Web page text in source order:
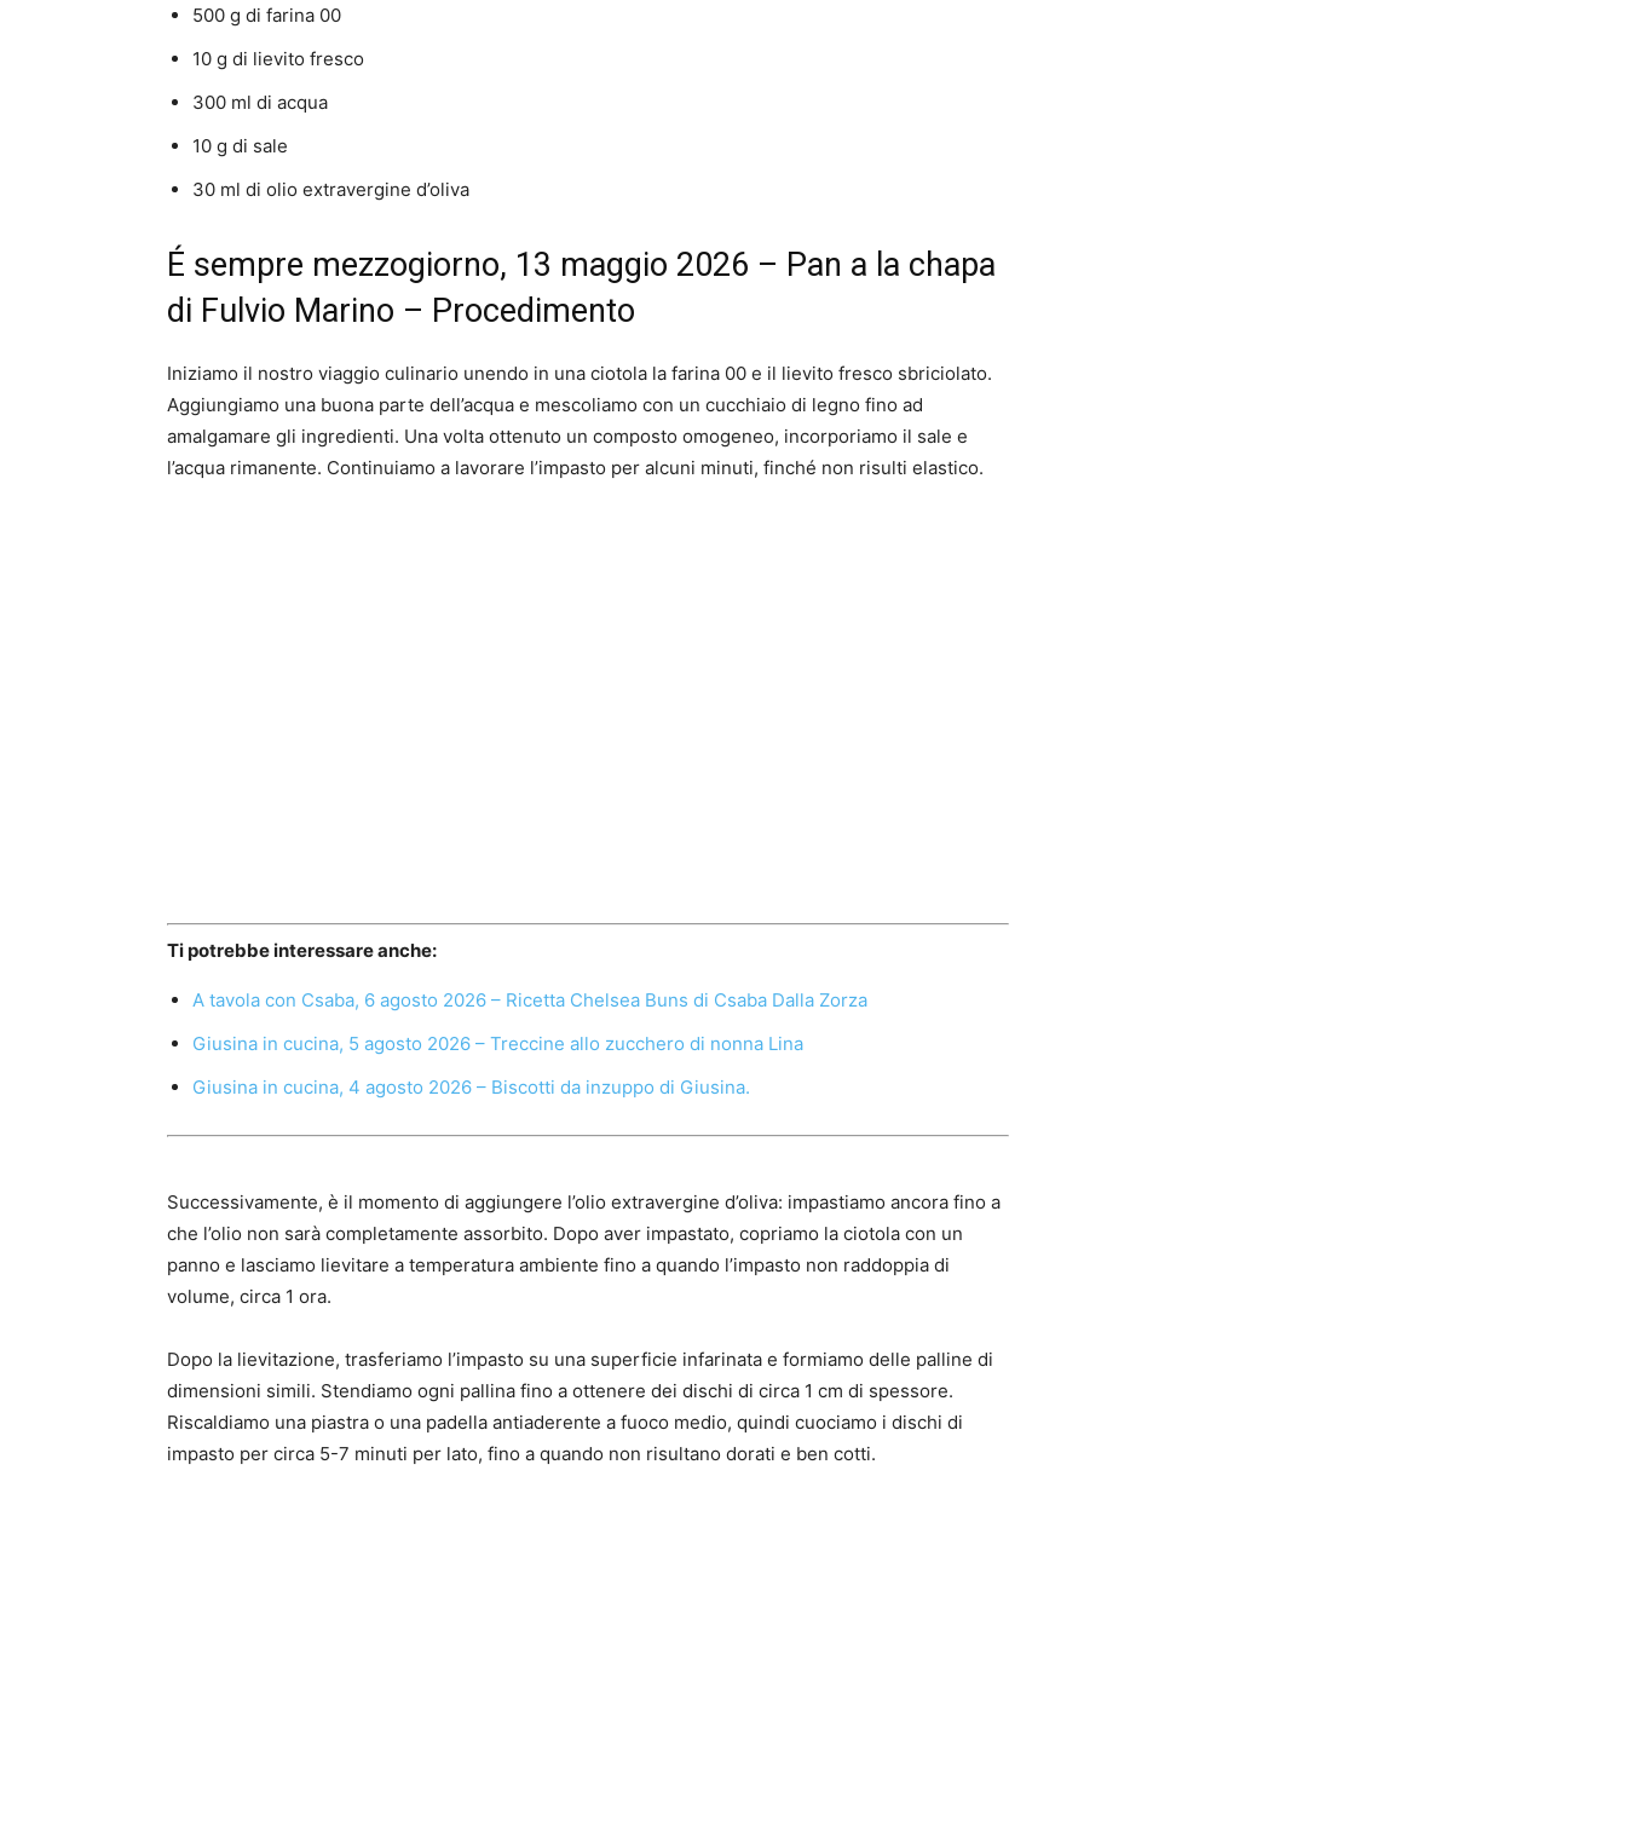
500 g di farina 00
10 g di lievito fresco
300 ml di acqua
10 g di sale
30 ml di olio extravergine d’oliva
É sempre mezzogiorno, 13 maggio 2026 – Pan a la chapa
di Fulvio Marino – Procedimento
Iniziamo il nostro viaggio culinario unendo in una ciotola la farina 00 e il lievito fresco sbriciolato.
Aggiungiamo una buona parte dell’acqua e mescoliamo con un cucchiaio di legno fino ad
amalgamare gli ingredienti. Una volta ottenuto un composto omogeneo, incorporiamo il sale e
l’acqua rimanente. Continuiamo a lavorare l’impasto per alcuni minuti, finché non risulti elastico.
Ti potrebbe interessare anche:
A tavola con Csaba, 6 agosto 2026 – Ricetta Chelsea Buns di Csaba Dalla Zorza
Giusina in cucina, 5 agosto 2026 – Treccine allo zucchero di nonna Lina
Giusina in cucina, 4 agosto 2026 – Biscotti da inzuppo di Giusina.
Successivamente, è il momento di aggiungere l’olio extravergine d’oliva: impastiamo ancora fino a
che l’olio non sarà completamente assorbito. Dopo aver impastato, copriamo la ciotola con un
panno e lasciamo lievitare a temperatura ambiente fino a quando l’impasto non raddoppia di
volume, circa 1 ora.
Dopo la lievitazione, trasferiamo l’impasto su una superficie infarinata e formiamo delle palline di
dimensioni simili. Stendiamo ogni pallina fino a ottenere dei dischi di circa 1 cm di spessore.
Riscaldiamo una piastra o una padella antiaderente a fuoco medio, quindi cuociamo i dischi di
impasto per circa 5-7 minuti per lato, fino a quando non risultano dorati e ben cotti.